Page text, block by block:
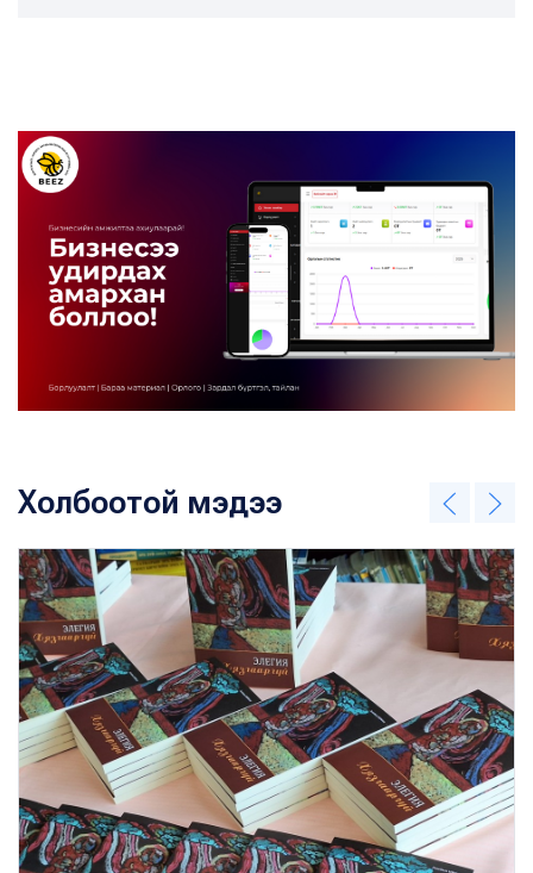
Холбоотой мэдээ